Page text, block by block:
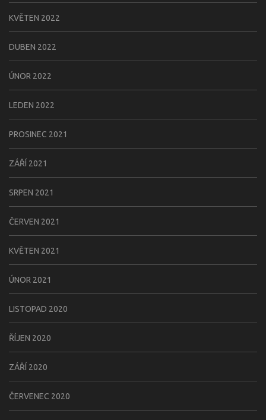
KVĚTEN 2022
DUBEN 2022
ÚNOR 2022
LEDEN 2022
PROSINEC 2021
ZÁŘÍ 2021
SRPEN 2021
ČERVEN 2021
KVĚTEN 2021
ÚNOR 2021
LISTOPAD 2020
ŘÍJEN 2020
ZÁŘÍ 2020
ČERVENEC 2020